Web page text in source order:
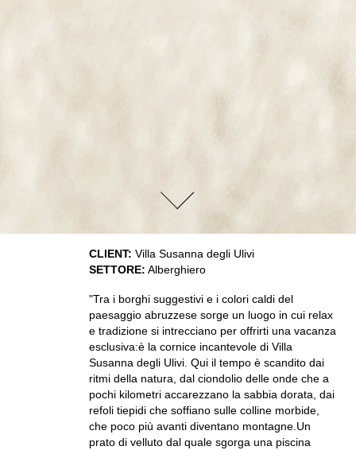
CLIENT: Villa Susanna degli Ulivi
SETTORE: Alberghiero
"Tra i borghi suggestivi e i colori caldi del
paesaggio abruzzese sorge un luogo in cui relax
e tradizione si intrecciano per offrirti una vacanza
esclusiva:è la cornice incantevole di Villa
Susanna degli Ulivi. Qui il tempo è scandito dai
ritmi della natura, dal ciondolio delle onde che a
pochi kilometri accarezzano la sabbia dorata, dai
refoli tiepidi che soffiano sulle colline morbide,
che poco più avanti diventano montagne.Un
prato di velluto dal quale sgorga una piscina